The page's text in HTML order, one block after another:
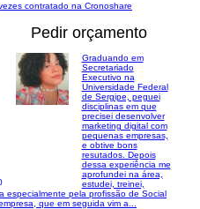
contratado na Cronoshare
Pedir orçamento
Graduando em
Secretariado
Executivo na
Universidade Federal
de Sergipe, peguei
disciplinas em que
precisei desenvolver
marketing digital com
pequenas empresas,
e obtive bons
resutados. Depois
dessa experiência me
aprofundei na área,
estudei, treinei,
especialmente pela profissão de Social
que em seguida vim a...